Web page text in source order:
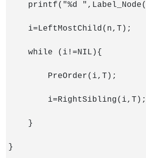
printf("%d
    i=LeftMostChild(n,T);
    while (i!=NIL){
        PreOrder(i,T);
        i=RightSibling(i,T);
    }
}